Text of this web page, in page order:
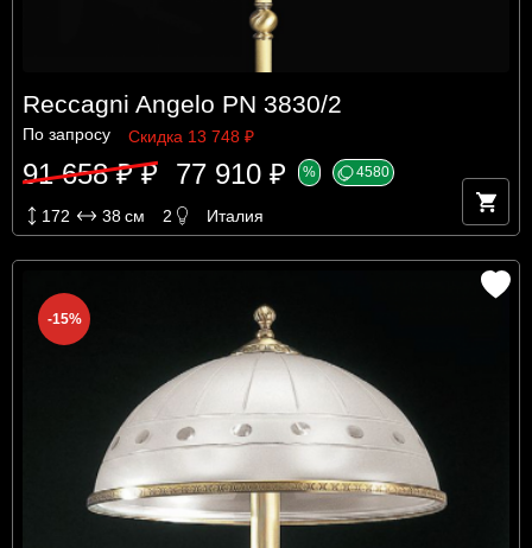
Reccagni Angelo PN 3830/2
По запросу Скидка 13 748 ₽
91 658 ₽ ₽ 77 910 ₽ % 4580
172 38см 2 Италия
-15%